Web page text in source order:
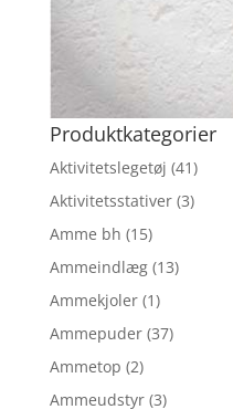
Produktkategorier
Aktivitetslegetøj (41)
Aktivitetsstativer (3)
Amme bh (15)
Ammeindlæg (13)
Ammekjoler (1)
Ammepuder (37)
Ammetop (2)
Ammeudstyr (3)